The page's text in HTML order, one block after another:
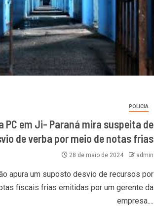
POLICIA
PC em Ji- Paraná mira suspeita de
de verba por meio de notas frias
28 de maio de 2024 admin
apura um suposto desvio de recursos por
fiscais frias emitidas por um gerente da
empresa....